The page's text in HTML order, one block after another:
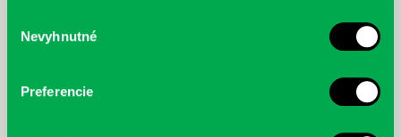
súhlasu
Nevyhnutné
Preferencie